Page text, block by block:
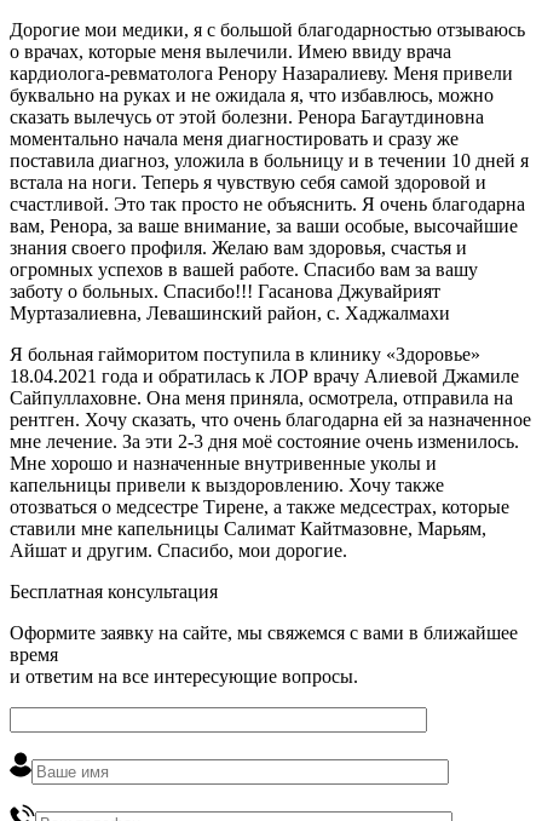
Дорогие мои медики, я с большой благодарностью отзываюсь
о врачах, которые меня вылечили. Имею ввиду врача
кардиолога-ревматолога Ренору Назаралиеву. Меня привели
буквально на руках и не ожидала я, что избавлюсь, можно
сказать вылечусь от этой болезни. Ренора Багаутдиновна
моментально начала меня диагностировать и сразу же
поставила диагноз, уложила в больницу и в течении 10 дней я
встала на ноги. Теперь я чувствую себя самой здоровой и
счастливой. Это так просто не объяснить. Я очень благодарна
вам, Ренора, за ваше внимание, за ваши особые, высочайшие
знания своего профиля. Желаю вам здоровья, счастья и
огромных успехов в вашей работе. Спасибо вам за вашу
заботу о больных. Спасибо!!! Гасанова Джувайрият
Муртазалиевна, Левашинский район, с. Хаджалмахи
Я больная гайморитом поступила в клинику «Здоровье»
18.04.2021 года и обратилась к ЛОР врачу Алиевой Джамиле
Сайпуллаховне. Она меня приняла, осмотрела, отправила на
рентген. Хочу сказать, что очень благодарна ей за назначенное
мне лечение. За эти 2-3 дня моё состояние очень изменилось.
Мне хорошо и назначенные внутривенные уколы и
капельницы привели к выздоровлению. Хочу также
отозваться о медсестре Тирене, а также медсестрах, которые
ставили мне капельницы Салимат Кайтмазовне, Марьям,
Айшат и другим. Спасибо, мои дорогие.
Бесплатная консультация
Оформите заявку на сайте, мы свяжемся с вами в ближайшее
время
и ответим на все интересующие вопросы.